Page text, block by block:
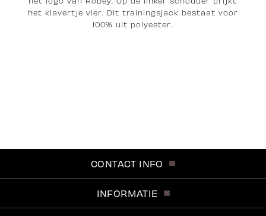
het klavertje vier. Dit trainingsjack bestaat voor
100% uit polyester.
CONTACT INFO
INFORMATIE